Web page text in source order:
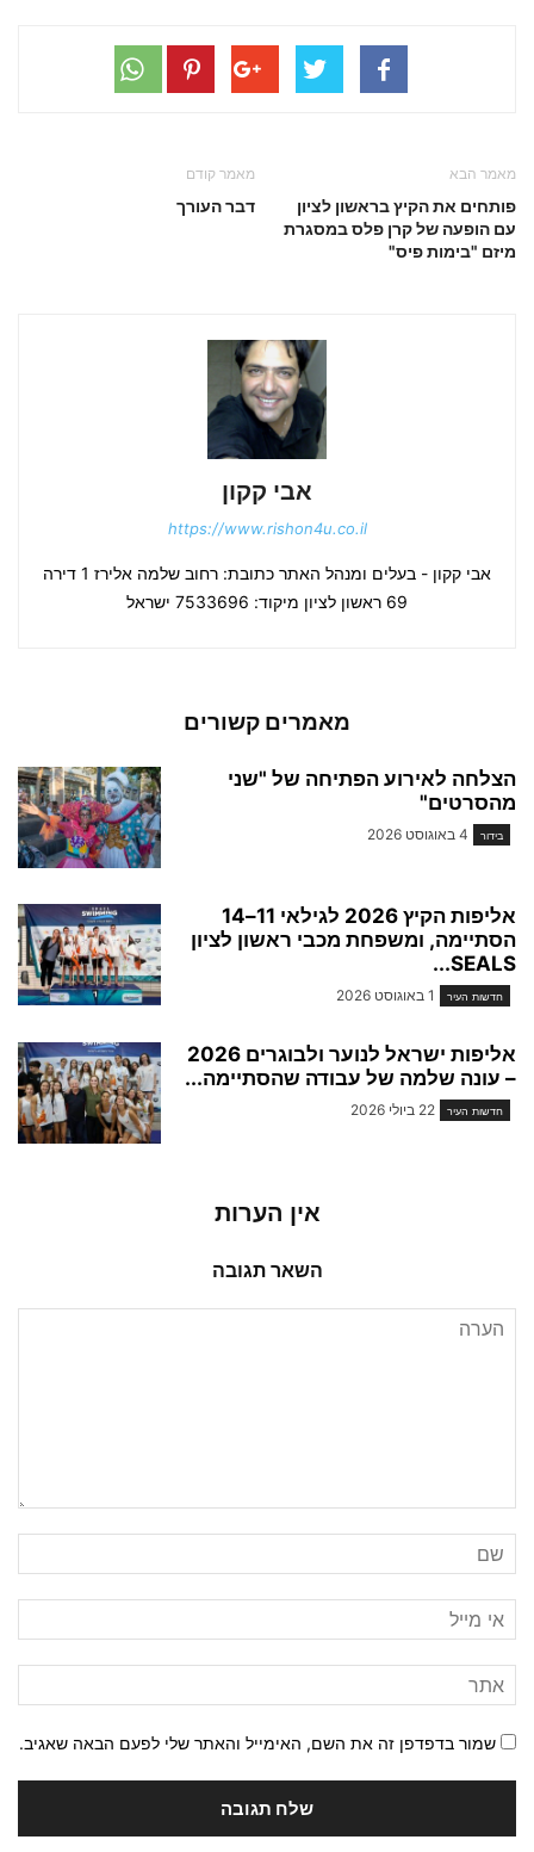
מאמר קודם
דבר העורך
מאמר הבא
פותחים את הקיץ בראשון לציון
עם הופעה של קרן פלס במסגרת
מיזם "בימות פיס"
אבי קקון
https://www.rishon4u.co.il
אבי קקון - בעלים ומנהל האתר כתובת: רחוב שלמה אלירז 1 דירה
69 ראשון לציון מיקוד: 7533696 ישראל
מאמרים קשורים
הצלחה לאירוע הפתיחה של "שני
מהסרטים"
בידור 4 באוגוסט 2026
אליפות הקיץ 2026 לגילאי 11–14
הסתיימה, ומשפחת מכבי ראשון לציון
SEALS...
חדשות העיר 1 באוגוסט 2026
אליפות ישראל לנוער ולבוגרים 2026
– עונה שלמה של עבודה שהסתיימה...
חדשות העיר 22 ביולי 2026
אין הערות
השאר תגובה
שמור בדפדפן זה את השם, האימייל והאתר שלי לפעם הבאה שאגיב.